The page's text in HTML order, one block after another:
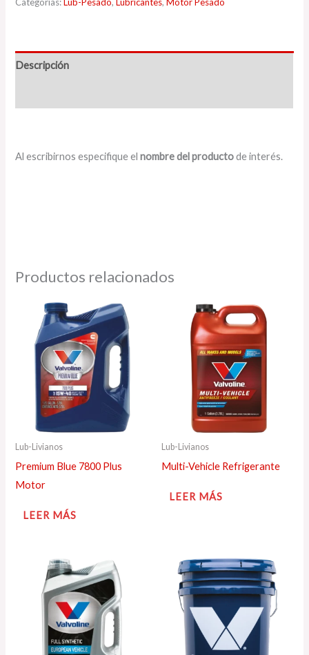
Descripción
Al escribirnos especifique elnombre del productode interés.
Productos relacionados
Lub-Livianos
Premium Blue 7800 Plus
Motor
LEER MÁS
Lub-Livianos
Multi-Vehicle Refrigerante
LEER MÁS